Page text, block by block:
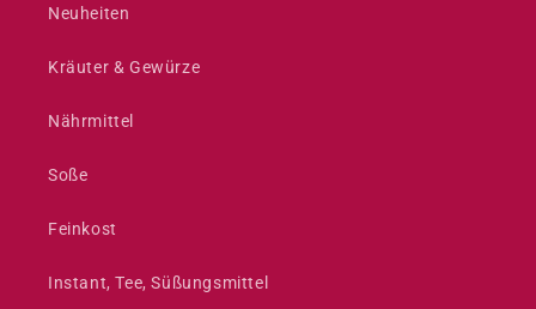
Neuheiten
Kräuter & Gewürze
Nährmittel
Soße
Feinkost
Instant, Tee, Süßungsmittel